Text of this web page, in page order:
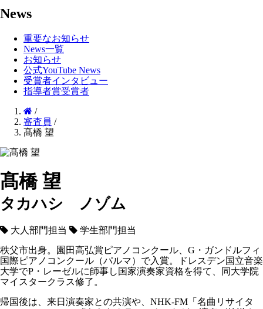
News
重要なお知らせ
News一覧
お知らせ
公式YouTube News
受賞者インタビュー
指導者賞受賞者
/
審査員 /
髙橋 望
髙橋 望
タカハシ ノゾム
大人部門担当
学生部門担当
秩父市出身。園田高弘賞ピアノコンクール、G・ガンドルフィ
国際ピアノコンクール（パルマ）で入賞。ドレスデン国立音楽
大学でP・レーゼルに師事し国家演奏家資格を得て、同大学院
マイスタークラス修了。
帰国後は、来日演奏家との共演や、NHK-FM「名曲リサイタ